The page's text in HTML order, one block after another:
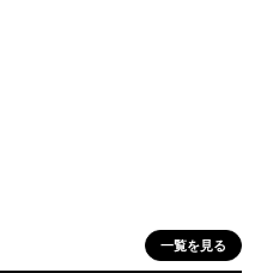
一覧を見る